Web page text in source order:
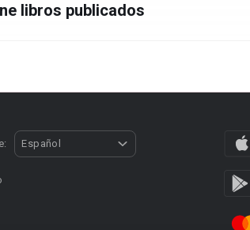
libros publicados
Español